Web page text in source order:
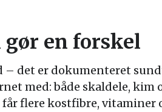
en forskel
det er dokumenteret
med: både skaldele, kim
flere kostfibre, vitaminer